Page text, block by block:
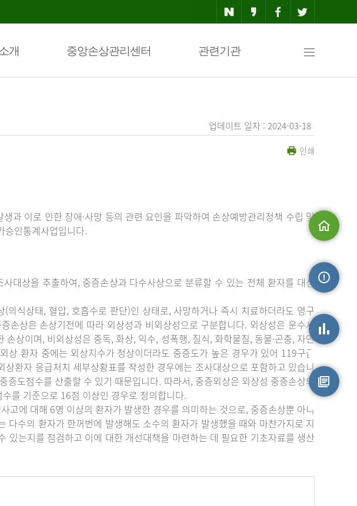
개 중앙손상관리센터 관련기관
맵
업데이트 일자 : 2024-03-18
인쇄
과 이로 인한 장애·사망 등의 관련 요인을 파악하여 손상예방관리정책 수립 및
승인통계사업입니다.
대상을 추출하여, 중증손상과 다수사상으로 분류할 수 있는 전체 환자를 대상
의식상태, 혈압, 호흡수로 판단)인 상태로, 사망하거나 즉시 치료하더라도 영구
손상은 손상기전에 따라 외상성과 비외상성으로 구분합니다. 외상성은 운수사
상이며, 비외상성은 중독, 화상, 익수, 성폭행, 질식, 화학물질, 동물·곤충, 자연
상 환자 중에는 외상지수가 정상이더라도 중증도가 높은 경우가 있어 119구급
환자 응급처치 세부상황표를 작성한 경우에는 조사대상으로 포함하고 있습니
도점수를 산출할 수 있기 때문입니다. 따라서, 중증외상은 외상성 중증손상의
를 기준으로 16점 이상인 경우로 정의합니다.
고에 대해 6명 이상의 환자가 발생한 경우를 의미하는 것으로, 중증손상뿐 아니
다수의 환자가 한꺼번에 발생해도 소수의 환자가 발생했을 때와 마찬가지로 지
있는지를 점검하고 이에 대한 개선대책을 마련하는 데 필요한 기초자료를 생산
손상통계